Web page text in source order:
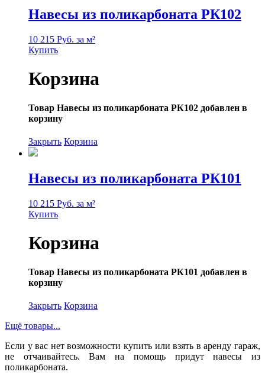
Навесы из поликарбоната РК102
10 215 Руб. за м²
Купить
Корзина
Товар Навесы из поликарбоната РК102 добавлен в
корзину
Закрыть Корзина
Навесы из поликарбоната РК101
10 215 Руб. за м²
Купить
Корзина
Товар Навесы из поликарбоната РК101 добавлен в
корзину
Закрыть Корзина
Ещё товары...
Если у вас нет возможности купить или взять в аренду гараж,
не отчаивайтесь. Вам на помощь придут
навесы из
поликарбоната.